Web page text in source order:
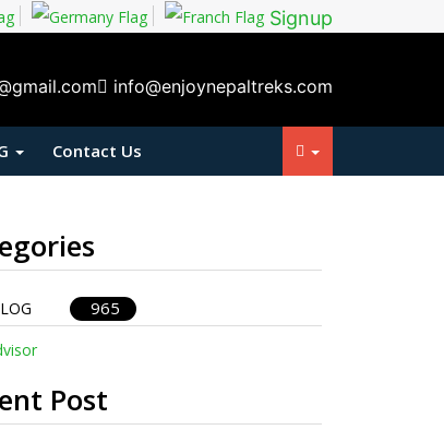
Signup
info@enjoynepaltreks.com
Contact Us
965
Post